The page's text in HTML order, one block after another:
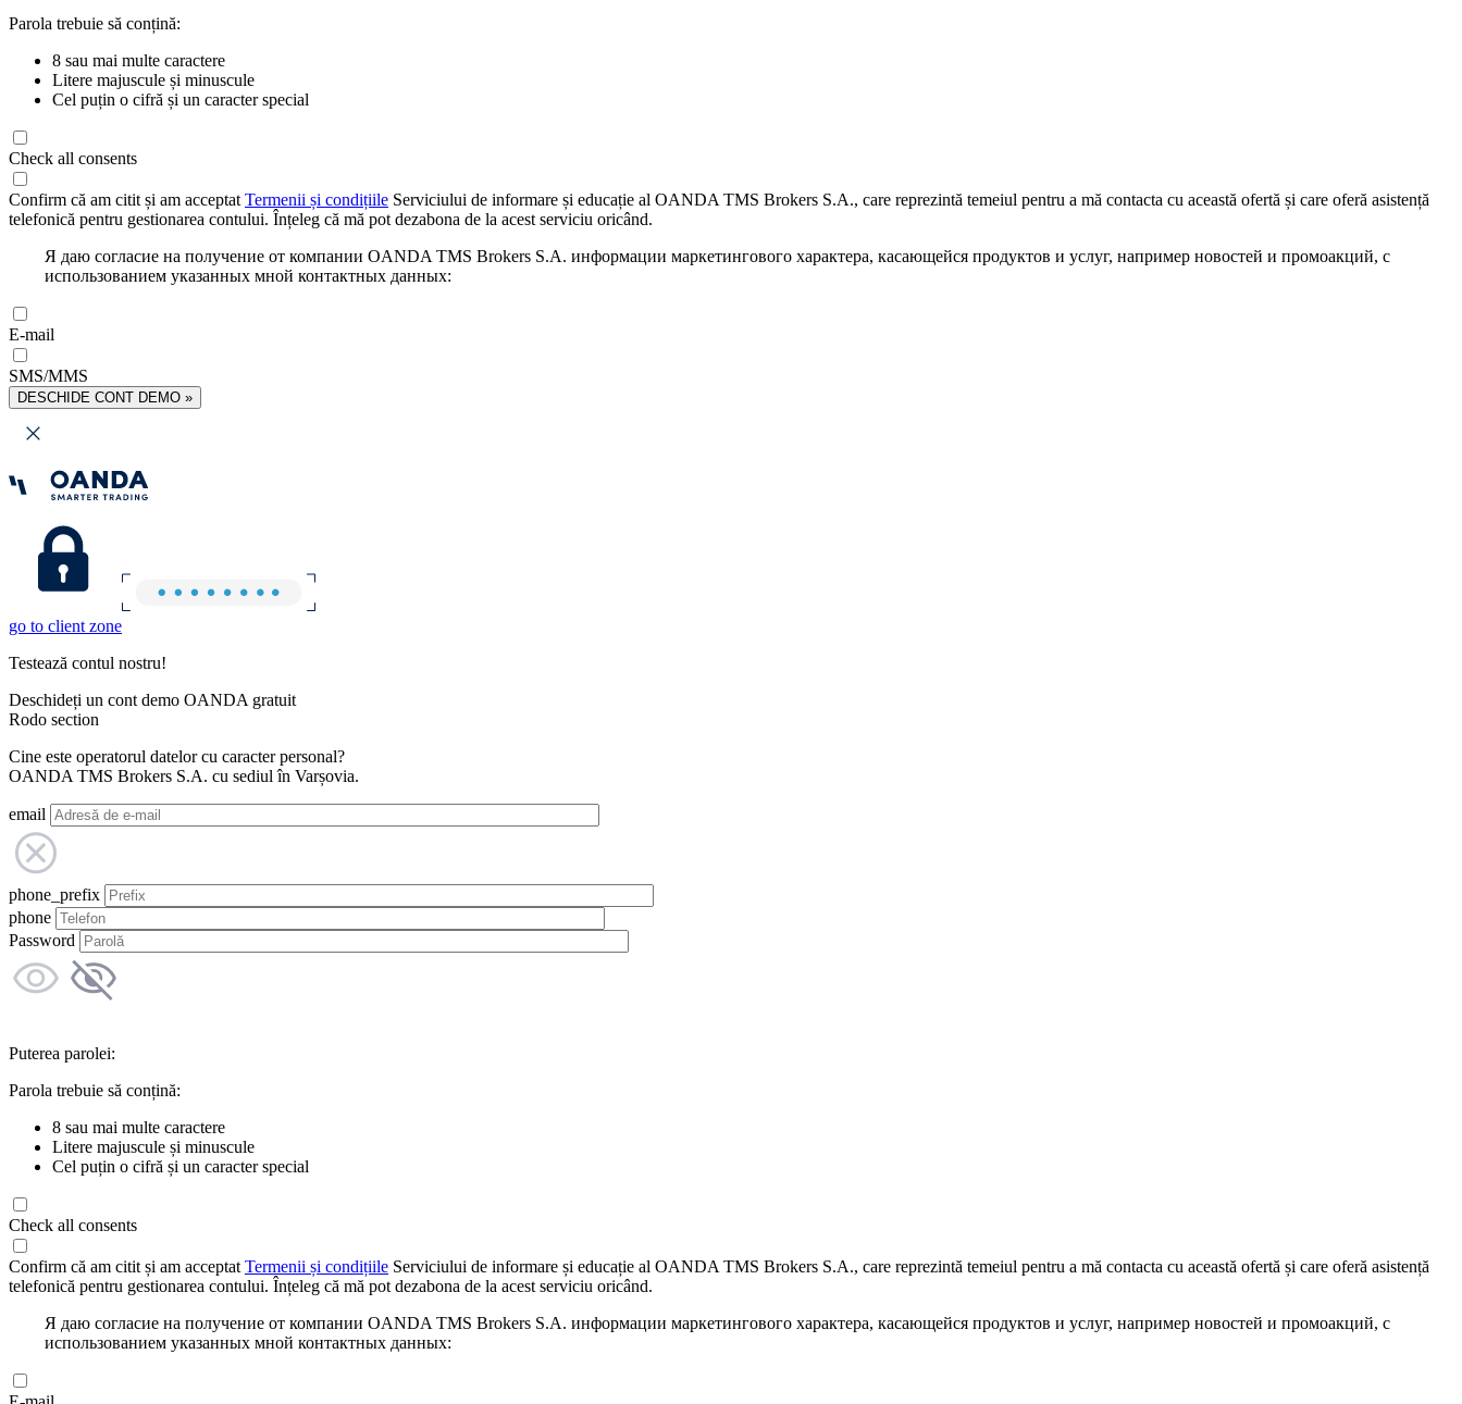
Parola trebuie să conțină:
8 sau mai multe caractere
Litere majuscule și minuscule
Cel puțin o cifră și un caracter special
Check all consents
Confirm că am citit și am acceptat Termenii și condițiile Serviciului de informare și educație al OANDA TMS Brokers S.A., care reprezintă temeiul pentru a mă contacta cu această ofertă și care oferă asistență
telefonică pentru gestionarea contului. Înțeleg că mă pot dezabona de la acest serviciu oricând.
Я даю согласие на получение от компании OANDA TMS Brokers S.A. информации маркетингового характера, касающейся продуктов и услуг, например новостей и промоакций, с
использованием указанных мной контактных данных:
E-mail
SMS/MMS
DESCHIDE CONT DEMO »
go to client zone
Testează contul nostru!
Deschideți un cont demo OANDA gratuit
Rodo section
Cine este operatorul datelor cu caracter personal?
OANDA TMS Brokers S.A. cu sediul în Varșovia.
email
phone_prefix
phone
Password
Puterea parolei:
Parola trebuie să conțină:
8 sau mai multe caractere
Litere majuscule și minuscule
Cel puțin o cifră și un caracter special
Check all consents
Confirm că am citit și am acceptat Termenii și condițiile Serviciului de informare și educație al OANDA TMS Brokers S.A., care reprezintă temeiul pentru a mă contacta cu această ofertă și care oferă asistență
telefonică pentru gestionarea contului. Înțeleg că mă pot dezabona de la acest serviciu oricând.
Я даю согласие на получение от компании OANDA TMS Brokers S.A. информации маркетингового характера, касающейся продуктов и услуг, например новостей и промоакций, с
использованием указанных мной контактных данных: